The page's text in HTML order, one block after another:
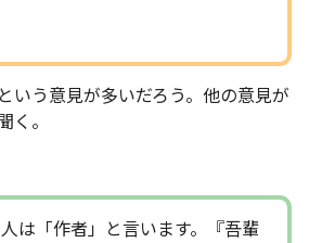
いう意見が多いだろう。他の意見が
く。
は「作者」と言います。『吾輩